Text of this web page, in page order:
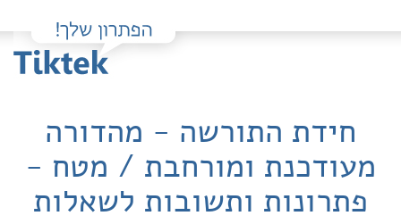
חידת התורשה - מהדורה
מעודכנת ומורחבת / מטח -
פתרונות ותשובות לשאלות